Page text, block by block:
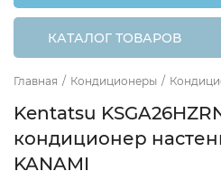
КАТАЛОГ ТОВАРОВ
Главная / Кондиционеры /
Kentatsu
кондиционер
KANAMI